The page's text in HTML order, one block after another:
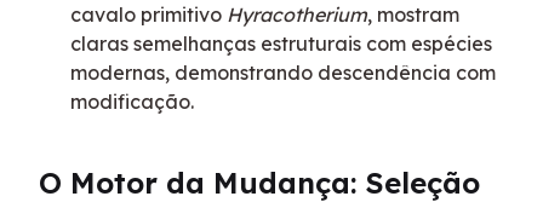
cavalo primitivo Hyracotherium, mostram
claras semelhanças estruturais com espécies
modernas, demonstrando descendência com
modificação.
O Motor da Mudança: Seleção